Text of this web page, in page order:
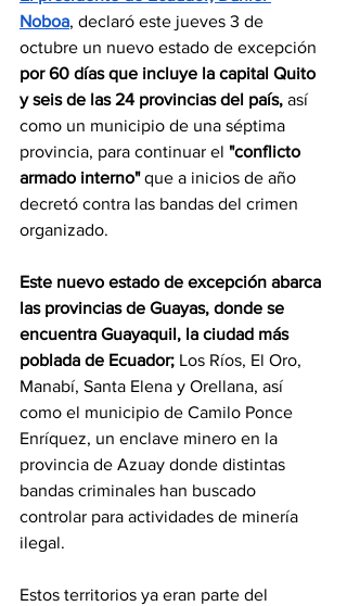
Noboa, declaró este jueves 3 de
octubre un nuevo estado de excepción
por 60 días que incluye la capital Quito
y seis de las 24 provincias del país, así
como un municipio de una séptima
provincia, para continuar el "conflicto
armado interno" que a inicios de año
decretó contra las bandas del crimen
organizado.
Este nuevo estado de excepción abarca
las provincias de Guayas, donde se
encuentra Guayaquil, la ciudad más
poblada de Ecuador; Los Ríos, El Oro,
Manabí, Santa Elena y Orellana, así
como el municipio de Camilo Ponce
Enríquez, un enclave minero en la
provincia de Azuay donde distintas
bandas criminales han buscado
controlar para actividades de minería
ilegal.
Estos territorios ya eran parte del